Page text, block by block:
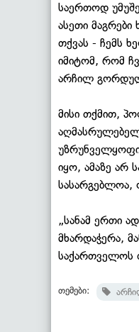
საერთოდ
ასეთი
თქვას - ჩემს
იმიტომ, რომ
არჩილ
მისი თქმით,
იყო, ამაზე არ
სასარგებლოა,
„სანამ ერთი
მხარდაჭერა,
საქართველოს
თემები: